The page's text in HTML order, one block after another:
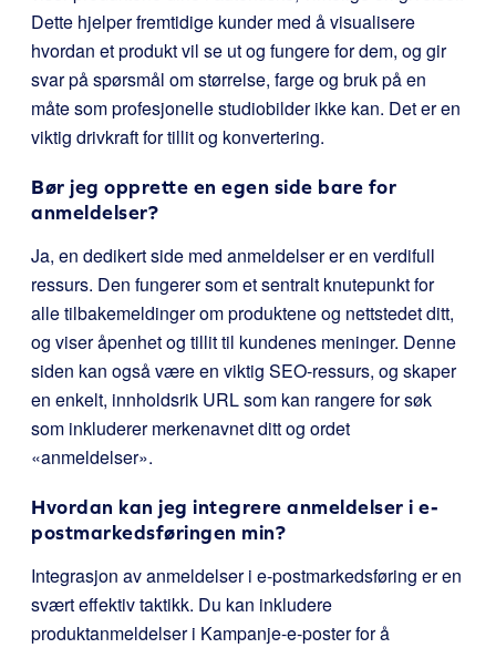
Dette hjelper fremtidige kunder med å visualisere
hvordan et produkt vil se ut og fungere for dem, og gir
svar på spørsmål om størrelse, farge og bruk på en
måte som profesjonelle studiobilder ikke kan. Det er en
viktig drivkraft for tillit og konvertering.
Bør jeg opprette en egen side bare for
anmeldelser?
Ja, en dedikert side med anmeldelser er en verdifull
ressurs. Den fungerer som et sentralt knutepunkt for
alle tilbakemeldinger om produktene og nettstedet ditt,
og viser åpenhet og tillit til kundenes meninger. Denne
siden kan også være en viktig SEO-ressurs, og skaper
en enkelt, innholdsrik URL som kan rangere for søk
som inkluderer merkenavnet ditt og ordet
«anmeldelser».
Hvordan kan jeg integrere anmeldelser i e-
postmarkedsføringen min?
Integrasjon av anmeldelser i e-postmarkedsføring er en
svært effektiv taktikk. Du kan inkludere
produktanmeldelser i Kampanje-e-poster for å